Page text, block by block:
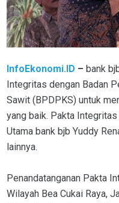
InfoEkonomi.ID – bank
Integritas dengan Badan
Sawit (BPDPKS) untuk
yang baik. Pakta
Utama bank bjb Yuddy
lainnya.
Penandatanganan Pakta
Wilayah Bea Cukai Raya,